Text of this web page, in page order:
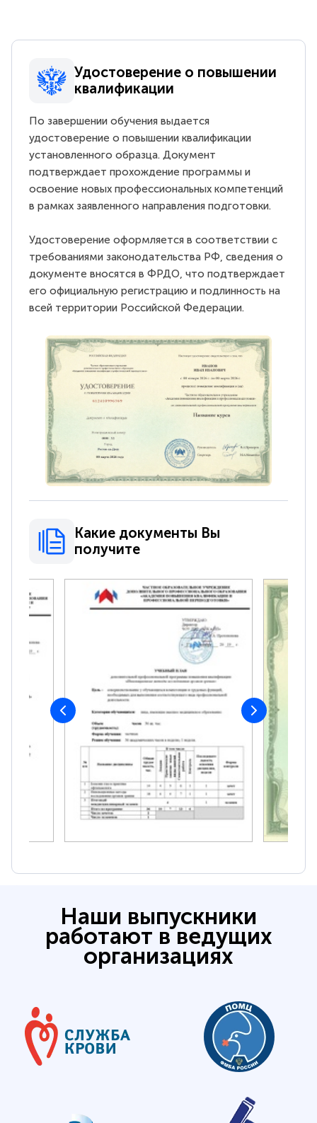
Удостоверение о повышении
квалификации
По завершении обучения выдается
удостоверение о повышении квалификации
установленного образца. Документ
подтверждает прохождение программы и
освоение новых профессиональных компетенций
в рамках заявленного направления подготовки.
Удостоверение оформляется в соответствии с
требованиями законодательства РФ, сведения о
документе вносятся в ФРДО, что подтверждает
его официальную регистрацию и подлинность на
всей территории Российской Федерации.
Какие документы Вы
получите
Наши выпускники
работают в ведущих
организациях